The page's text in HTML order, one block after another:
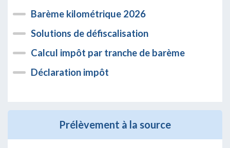
Barème kilométrique 2026
Solutions de défiscalisation
Calcul impôt par tranche de barème
Déclaration impôt
Prélèvement à la source